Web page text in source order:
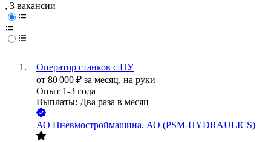
, 3 вакансии
Оператор станков с ПУ
от 80 000 ₽ за месяц, на руки
Опыт 1-3 года
Выплаты: Два раза в месяц
АО Пневмостроймашина, АО (PSM-HYDRAULICS)